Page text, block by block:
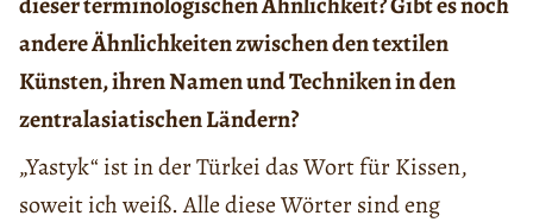
andere Ähnlichkeiten zwischen den textilen
Künsten, ihren Namen und Techniken in den
zentralasiatischen Ländern?
„Yastyk“ ist in der Türkei das Wort für Kissen,
soweit ich weiß. Alle diese Wörter sind eng